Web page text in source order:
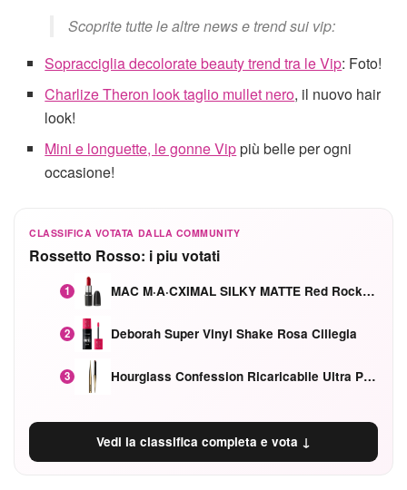
Scoprite tutte le altre news e trend sui vip:
Sopracciglia decolorate beauty trend tra le Vip: Foto!
Charlize Theron look taglio mullet nero, il nuovo hair
look!
Mini e longuette, le gonne Vippiù belle per ogni
occasione!
CLASSIFICA VOTATA DALLA COMMUNITY
Rossetto Rosso: i piu votati
1 MAC M·A·CXIMAL SILKY MATTE Red Rock mat
2 Deborah Super Vinyl Shake Rosa Ciliegia
3 Hourglass Confession Ricaricabile Ultra Preciso Ad Alta Intensità Secretly Classic Red
Vedi la classifica completa e vota ↓